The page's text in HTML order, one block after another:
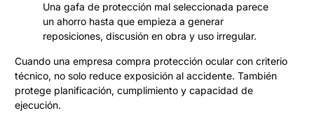
Una gafa de protección mal seleccionada parece
un ahorro hasta que empieza a generar
reposiciones, discusión en obra y uso irregular.
Cuando una empresa compra protección ocular con criterio
técnico, no solo reduce exposición al accidente. También
protege planificación, cumplimiento y capacidad de
ejecución.